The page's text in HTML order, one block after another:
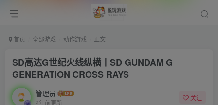
首页 全部游戏 动作游戏 正文
SD高达G世纪火线纵横丨SD GUNDAM G
GENERATION CROSS RAYS
管理员
2年前更新
关注